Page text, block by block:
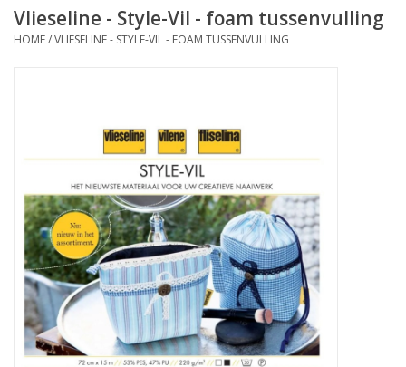
Nieuws
Cadeaubonnen
Nanno Blog
Merken
Vlieseline - Style-Vil - foam tussenvulling
HOME/VLIESELINE - STYLE-VIL - FOAM TUSSENVULLING